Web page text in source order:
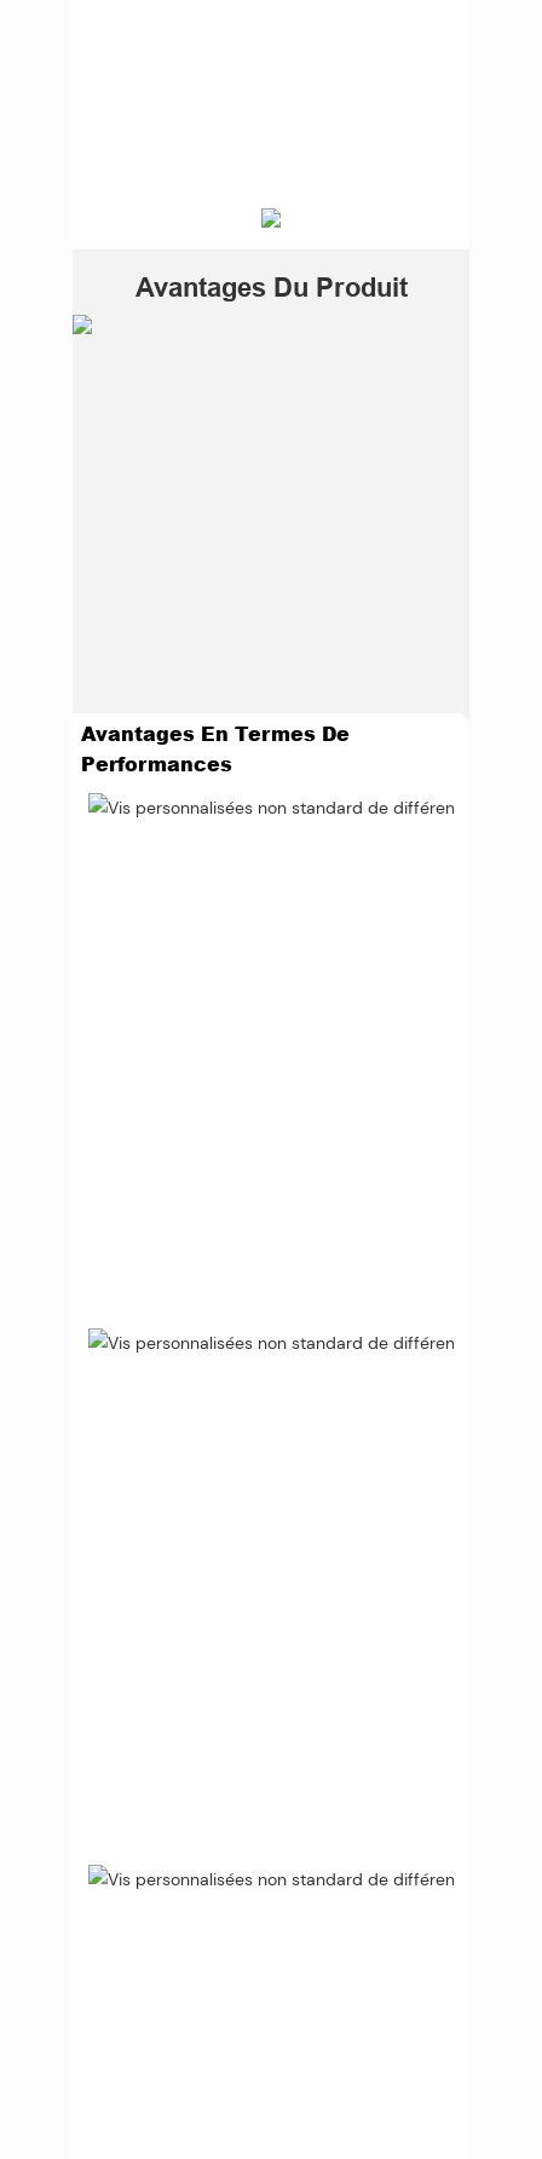
Avantages Du Produit
Avantages En Termes De
Performances